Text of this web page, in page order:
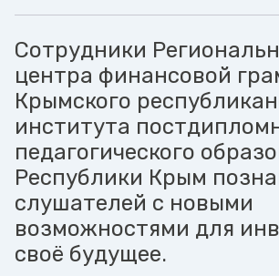
Сотрудники
центра финансовой
Крымского
института
педагогического
Республики Крым
слушателей с новыми
возможностями для
своё будущее.